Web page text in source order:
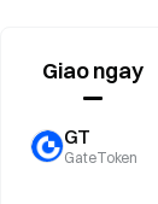
Giao ngay
GT
GateToken